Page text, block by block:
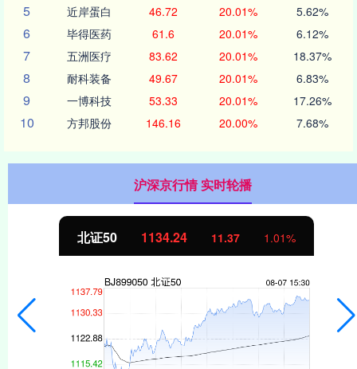
5 近岸蛋白 46.72 20.01% 5.62%
6 毕得医药 61.6 20.01% 6.12%
7 五洲医疗 83.62 20.01% 18.37%
8 耐科装备 49.67 20.01% 6.83%
9 一博科技 53.33 20.01% 17.26%
10 方邦股份 146.16 20.00% 7.68%
沪深京行情 实时轮播
北证50 1134.24 11.37 1.01%